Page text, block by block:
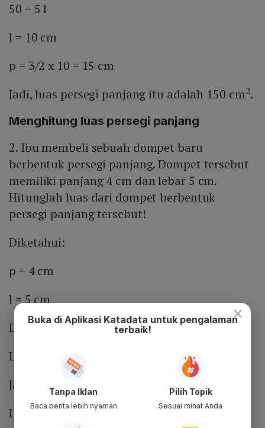
50 = 5 l
l = 10 cm
p = 3/2 x 10 = 15 cm
Jadi, luas persegi panjang itu adalah 150 cm2.
Menghitung luas persegi panjang
2. Ibu membeli sebuah dompet baru
berbentuk persegi panjang. Dompet tersebut
memiliki panjang 4 cm dan lebar 5 cm.
Hitunglah luas dari dompet berbentuk
persegi panjang tersebut!
Diketahui:
p = 4 cm
l = 5 cm
Ditanya:
Luas?
Jawaban:
Luas = p x l
×
Buka di Aplikasi Katadata untuk pengalaman
terbaik!
Tanpa Iklan
Baca berita lebih nyaman
Pilih Topik
Sesuai minat Anda